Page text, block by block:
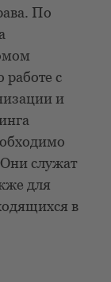
По
с
и
служат
для
в